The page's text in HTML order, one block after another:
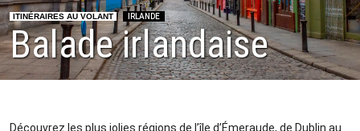
ITINÉRAIRES AU VOLANT IRLANDE
Balade irlandaise
Découvrez les plus jolies régions de l’île d’Émeraude, de Dublin au